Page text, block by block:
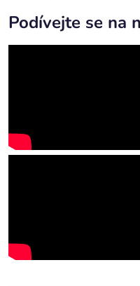
Podívejte se na